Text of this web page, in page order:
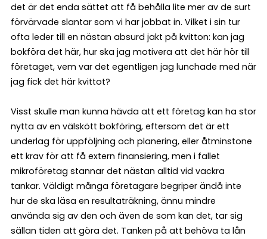
det är det enda sättet att få behålla lite mer av de surt
förvärvade slantar som vi har jobbat in. Vilket i sin tur
ofta leder till en nästan absurd jakt på kvitton: kan jag
bokföra det här, hur ska jag motivera att det här hör till
företaget, vem var det egentligen jag lunchade med när
jag fick det här kvittot?
Visst skulle man kunna hävda att ett företag kan ha stor
nytta av en välskött bokföring, eftersom det är ett
underlag för uppföljning och planering, eller åtminstone
ett krav för att få extern finansiering, men i fallet
mikroföretag stannar det nästan alltid vid vackra
tankar. Väldigt många företagare begriper ändå inte
hur de ska läsa en resultaträkning, ännu mindre
använda sig av den och även de som kan det, tar sig
sällan tiden att göra det. Tanken på att behöva ta lån